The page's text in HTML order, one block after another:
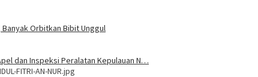
Banyak Orbitkan Bibit Unggul
dan Inspeksi Peralatan Kepulauan N…
FITRI-AN-NUR.jpg